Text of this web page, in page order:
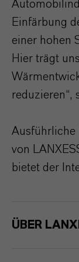
Einfärbung
einer hohen
Hier trägt
reduzieren“,
Ausführliche
von
bietet der
ÜBER